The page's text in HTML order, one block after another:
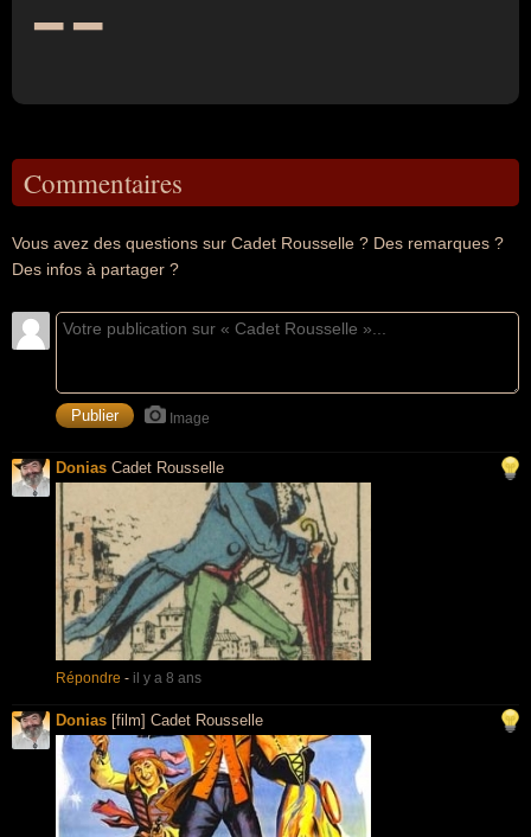
Commentaires
Vous avez des questions sur Cadet Rousselle ? Des remarques ?
Des infos à partager ?
Image
Donias Cadet Rousselle
Répondre - il y a 8 ans
Donias [film] Cadet Rousselle